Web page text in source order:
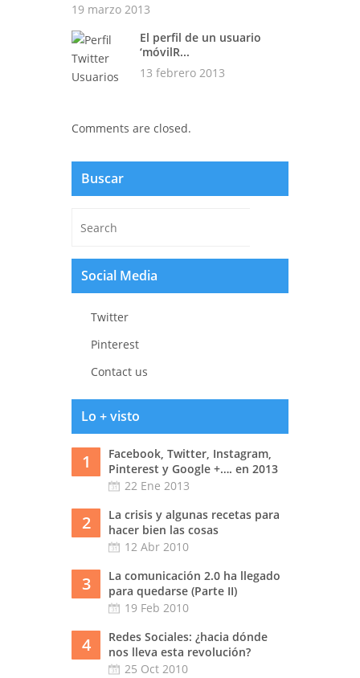
19 marzo 2013
El perfil de un usuario
‘móvilR...
13 febrero 2013
Comments are closed.
Buscar
Social Media
Twitter
Pinterest
Contact us
Lo + visto
1
Facebook, Twitter, Instagram,
Pinterest y Google +…. en 2013
22 Ene 2013
2
La crisis y algunas recetas para
hacer bien las cosas
12 Abr 2010
3
La comunicación 2.0 ha llegado
para quedarse (Parte II)
19 Feb 2010
4
Redes Sociales: ¿hacia dónde
nos lleva esta revolución?
25 Oct 2010